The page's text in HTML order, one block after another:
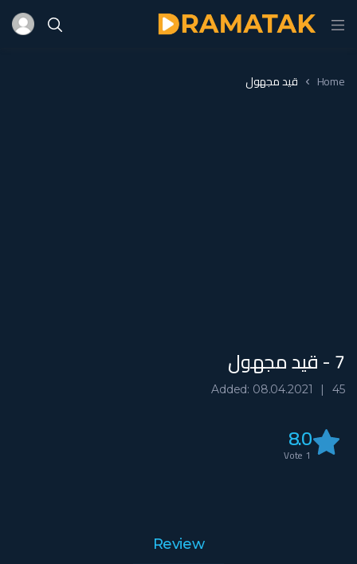
Home قيد مجهول
7 - قيد مجهول
45
Added: 08.04.2021
8.0
1
Review